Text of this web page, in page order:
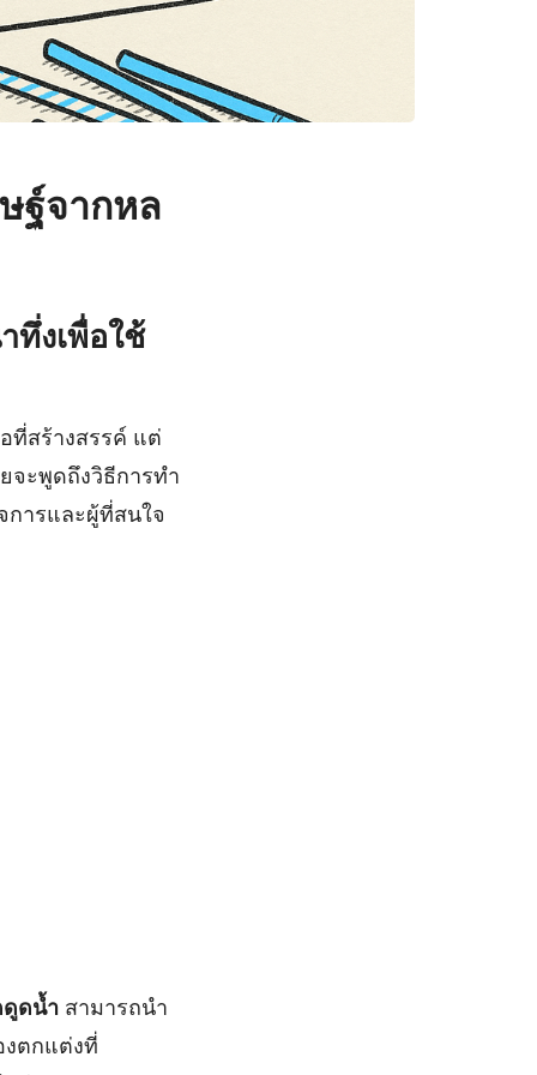
ฐ์จากหล
ทึ่งเพื่อใช้
ที่สร้างสรรค์ แต่
จะพูดถึงวิธีการทำ
การและผู้ที่สนใจ
ดน้ำ สามารถนำ
ตกแต่งที่